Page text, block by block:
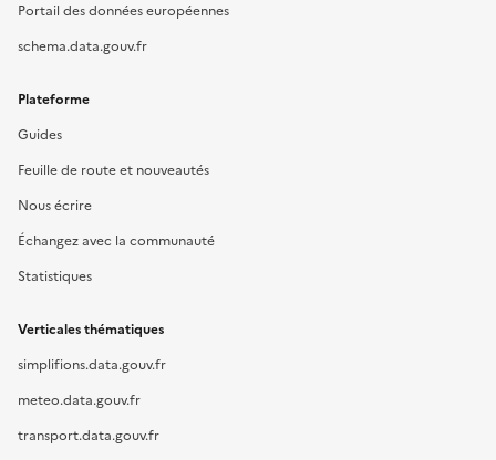
Portail des données européennes
schema.data.gouv.fr
Plateforme
Guides
Feuille de route et nouveautés
Nous écrire
Échangez avec la communauté
Statistiques
Verticales thématiques
simplifions.data.gouv.fr
meteo.data.gouv.fr
transport.data.gouv.fr